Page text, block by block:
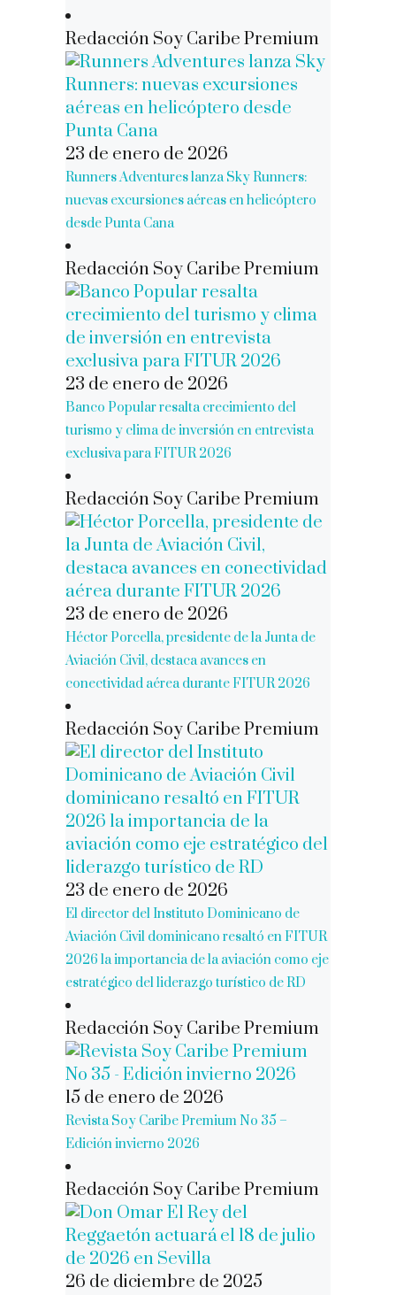
Redacción Soy Caribe Premium
23 de enero de 2026
Runners Adventures lanza Sky Runners:
nuevas excursiones aéreas en helicóptero
desde Punta Cana
Redacción Soy Caribe Premium
23 de enero de 2026
Banco Popular resalta crecimiento del
turismo y clima de inversión en entrevista
exclusiva para FITUR 2026
Redacción Soy Caribe Premium
23 de enero de 2026
Héctor Porcella, presidente de la Junta de
Aviación Civil, destaca avances en
conectividad aérea durante FITUR 2026
Redacción Soy Caribe Premium
23 de enero de 2026
El director del Instituto Dominicano de
Aviación Civil dominicano resaltó en FITUR
2026 la importancia de la aviación como eje
estratégico del liderazgo turístico de RD
Redacción Soy Caribe Premium
15 de enero de 2026
Revista Soy Caribe Premium No 35 –
Edición invierno 2026
Redacción Soy Caribe Premium
26 de diciembre de 2025